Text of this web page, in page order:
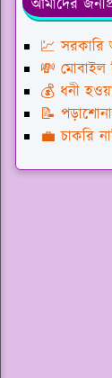
💹 সরকারি
💸 মোবাইল
💰 ধনী
📝
💼 চাকরি